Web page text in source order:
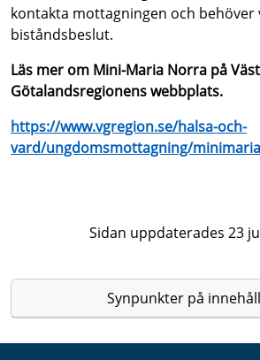
kontakta mottagningen och behöver
biståndsbeslut.
Läs mer om Mini-Maria Norra på
Götalandsregionens webbplats.
https://www.vgregion.se/halsa-och-
vard/ungdomsmottagning/
Sidan uppdaterades 23
Synpunkter på